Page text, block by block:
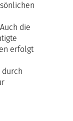
die
erfolgt
durch